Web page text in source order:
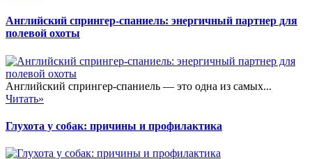
Английский спрингер-спаниель: энергичный партнер для
полевой охоты
Английский спрингер-спаниель — это одна из самых...
Читать»
Глухота у собак: причины и профилактика